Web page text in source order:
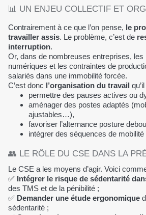
📊 UN ENJEU COLLECTIF ET
Contrairement à ce que l’on pense, le
travailler assis. Le problème, c’est de
interruption.
Or, dans de nombreuses entreprises,
numériques et les contraintes de
salariés dans une immobilité forcée.
C’est donc l’organisation du travail
permettre des pauses actives ou
aménager des postes adaptés
ajustables…),
favoriser l’alternance posture
intégrer des séquences de mobilité
👥 LE RÔLE DU CSE DANS LA
Le CSE a les moyens d’agir. Voici
✅ Intégrer le risque de sédentarité
des TMS et de la pénibilité ;
✅ Demander une étude ergonomique
sédentarité ;